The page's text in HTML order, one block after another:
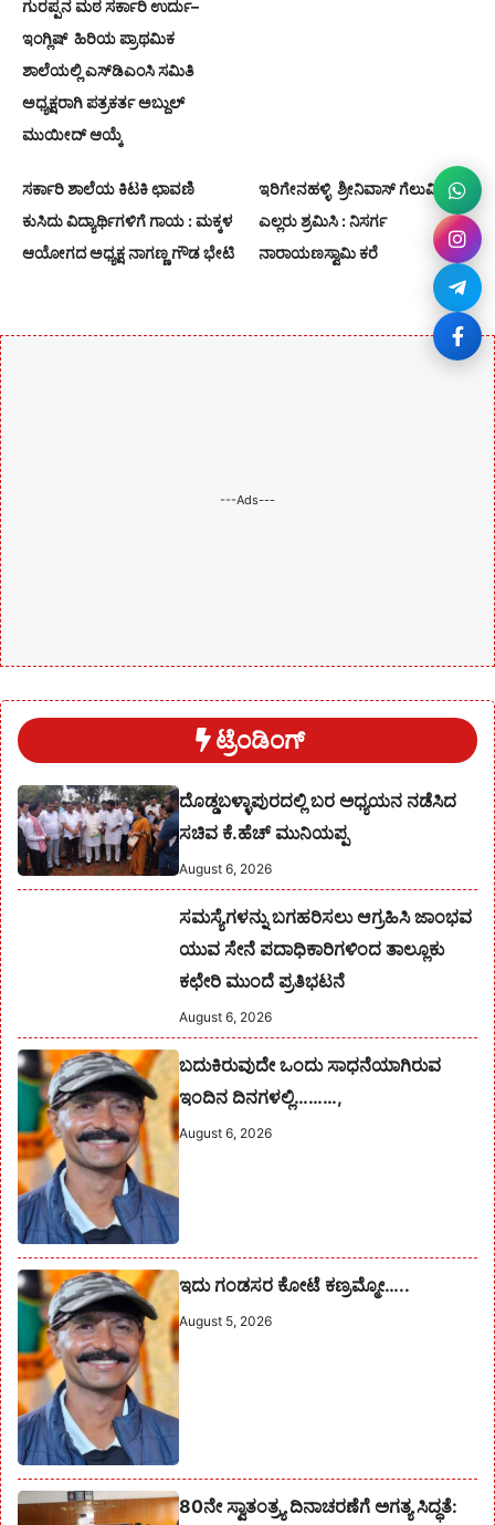
ಗುರಪ್ಪನ ಮಠ ಸರ್ಕಾರಿ ಉರ್ದು–
ಇಂಗ್ಲಿಷ್ ಹಿರಿಯ ಪ್ರಾಥಮಿಕ
ಶಾಲೆಯಲ್ಲಿ ಎಸ್‌ಡಿಎಂಸಿ ಸಮಿತಿ
ಅಧ್ಯಕ್ಷರಾಗಿ ಪತ್ರಕರ್ತ ಅಬ್ದುಲ್
ಮುಯೀದ್ ಆಯ್ಕೆ
ಸರ್ಕಾರಿ ಶಾಲೆಯ ಕಿಟಕಿ ಛಾವಣಿ
ಕುಸಿದು ವಿದ್ಯಾರ್ಥಿಗಳಿಗೆ ಗಾಯ : ಮಕ್ಕಳ
ಆಯೋಗದ ಅಧ್ಯಕ್ಷ ನಾಗಣ್ಣ ಗೌಡ ಭೇಟಿ
ಇರಿಗೇನಹಳ್ಳಿ ಶ್ರೀನಿವಾಸ್‌ ಗೆಲುವಿಗೆ
ಎಲ್ಲರು ಶ್ರಮಿಸಿ : ನಿಸರ್ಗ
ನಾರಾಯಣಸ್ವಾಮಿ ಕರೆ
---Ads---
ಟ್ರೆಂಡಿಂಗ್
ದೊಡ್ಡಬಳ್ಳಾಪುರದಲ್ಲಿ ಬರ ಅಧ್ಯಯನ ನಡೆಸಿದ
ಸಚಿವ ಕೆ.ಹೆಚ್ ಮುನಿಯಪ್ಪ
August 6, 2026
ಸಮಸ್ಯೆಗಳನ್ನು ಬಗಹರಿಸಲು ಆಗ್ರಹಿಸಿ ಜಾಂಭವ
ಯುವ ಸೇನೆ ಪದಾಧಿಕಾರಿಗಳಿಂದ ತಾಲ್ಲೂಕು
ಕಛೇರಿ ಮುಂದೆ ಪ್ರತಿಭಟನೆ
August 6, 2026
ಬದುಕಿರುವುದೇ ಒಂದು ಸಾಧನೆಯಾಗಿರುವ
ಇಂದಿನ ದಿನಗಳಲ್ಲಿ………,
August 6, 2026
ಇದು ಗಂಡಸರ ಕೋಟೆ ಕಣ್ರಮ್ಮೋ…..
August 5, 2026
80ನೇ ಸ್ವಾತಂತ್ರ್ಯ ದಿನಾಚರಣೆಗೆ ಅಗತ್ಯ ಸಿದ್ಧತೆ: